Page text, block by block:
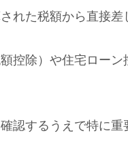
れた税額から直接差
控除）や住宅ロー
認するうえで特に重